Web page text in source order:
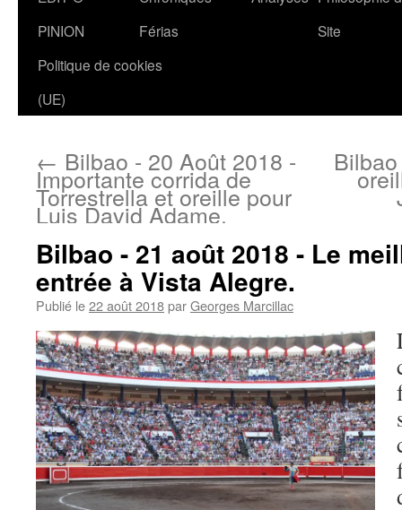
contenu
PINION
Férias
Site
Politique de cookies
(UE)
← Bilbao - 20 Août 2018 -
Importante corrida de
Torrestrella et oreille pour
Luis David Adame.
Bilbao - 21 août 2018 - Le
entrée à Vista Alegre.
Publié le22 août 2018parGeorges Marcillac